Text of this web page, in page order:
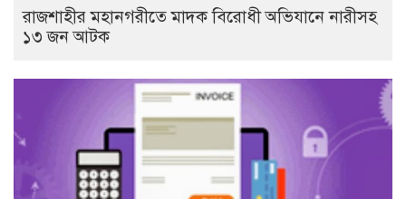
রাজশাহীর মহানগরীতে মাদক বিরোধী অভিযানে নারীসহ
১৩ জন আটক